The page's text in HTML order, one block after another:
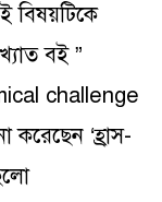
বিষয়টিকে
বই ”
challenge
‘হ্রাস-